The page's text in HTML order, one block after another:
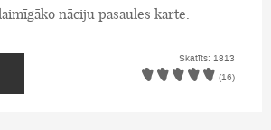
nāciju pasaules karte.
Skatīts: 1813
(16)